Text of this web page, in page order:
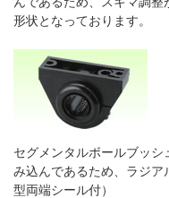
形状となっております。
セグメンタルボールブッ
み込んであるため、ラジ
型両端シール付）